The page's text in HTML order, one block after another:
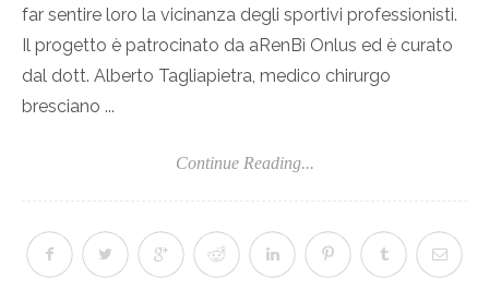
far sentire loro la vicinanza degli sportivi professionisti.
Il progetto è patrocinato da aRenBì Onlus ed è curato
dal dott. Alberto Tagliapietra, medico chirurgo
bresciano ...
Continue Reading...